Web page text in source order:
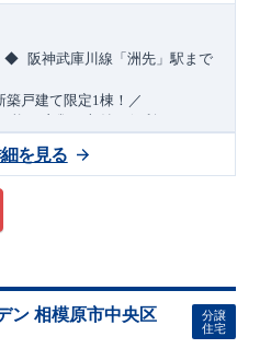
◆ ​阪神武庫川線 「洲先」駅まで
築戸建て限定1棟！／
ら行き来できる
たオープンサニタリー
​
ャンプします↓
プロジェクト同時受賞
ン賞受賞 ・2024年、東栄住宅
ト ランス」が受賞いたしまし
百年に一度の地震に耐える力
さい♪ 西宮営業所 TEL
0798-
年始
を見る
ン 相模原市中央区
分譲
住宅